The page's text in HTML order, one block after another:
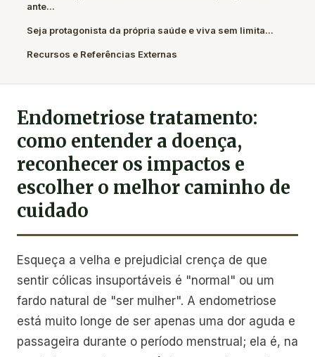
ante...
Seja protagonista da própria saúde e viva sem limita...
Recursos e Referências Externas
Endometriose tratamento:
como entender a doença,
reconhecer os impactos e
escolher o melhor caminho de
cuidado
Esqueça a velha e prejudicial crença de que
sentir cólicas insuportáveis é "normal" ou um
fardo natural de "ser mulher". A endometriose
está muito longe de ser apenas uma dor aguda e
passageira durante o período menstrual; ela é, na